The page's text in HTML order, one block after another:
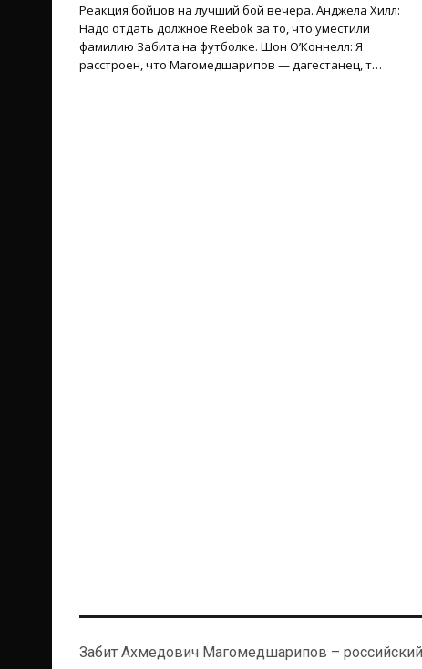
Реакция бойцов на лучший бой вечера. Анджела Хилл:
Надо отдать должное Reebok за то, что уместили
фамилию Забита на футболке. Шон О’Коннелл: Я
расстроен, что Магомедшарипов — дагестанец, т…
Забит Ахмедович Магомедшарипов –